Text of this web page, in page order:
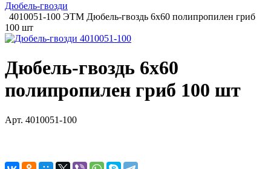
Дюбель-гвозди
4010051-100 ЭТМ Дюбель-гвоздь 6х60 полипропилен гриб
100 шт
Дюбель-гвоздь 6х60
полипропилен гриб 100 шт
Арт. 4010051-100